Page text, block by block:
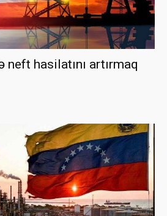
neft hasilatını artırmaq